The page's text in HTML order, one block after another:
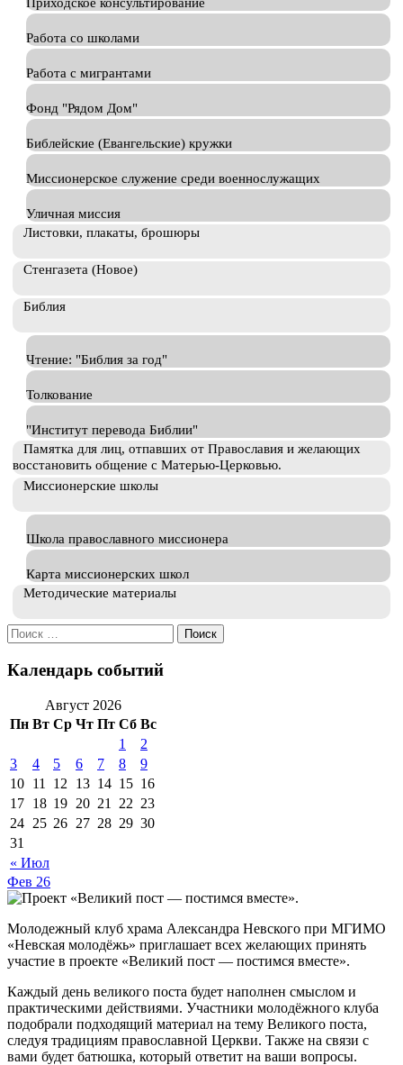
Приходское консультирование
Работа со школами
Работа с мигрантами
Фонд "Рядом Дом"
Библейские (Евангельские) кружки
Миссионерское служение среди военнослужащих
Уличная миссия
Листовки, плакаты, брошюры
Стенгазета (Новое)
Библия
Чтение: "Библия за год"
Толкование
"Институт перевода Библии"
Памятка для лиц, отпавших от Православия и желающих
восстановить общение с Матерью-Церковью.
Миссионерские школы
Школа православного миссионера
Карта миссионерских школ
Методические материалы
Искать:
Календарь событий
Август 2026
Пн Вт Ср Чт Пт Сб Вс
« Июл
1
2
3
4 5 6 7 8
9
10 11 12 13 14 15 16
17 18 19 20 21 22 23
24 25 26 27 28 29 30
31
Фев 26
Молодежный клуб храма Александра Невского при МГИМО
«Невская молодёжь» приглашает всех желающих принять
участие в проекте «Великий пост — постимся вместе».
Каждый день великого поста будет наполнен смыслом и
практическими действиями. Участники молодёжного клуба
подобрали подходящий материал на тему Великого поста,
следуя традициям православной Церкви. Также на связи с
вами будет батюшка, который ответит на ваши вопросы.